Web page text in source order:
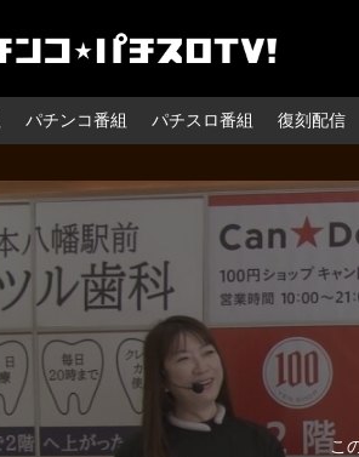
パチンコ番組 パチスロ番組 復刻配信
こ